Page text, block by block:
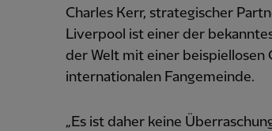
Charles Kerr, strategischer
Liverpool ist einer der
der Welt mit einer
internationalen Fangemeinde.
„Es ist daher keine